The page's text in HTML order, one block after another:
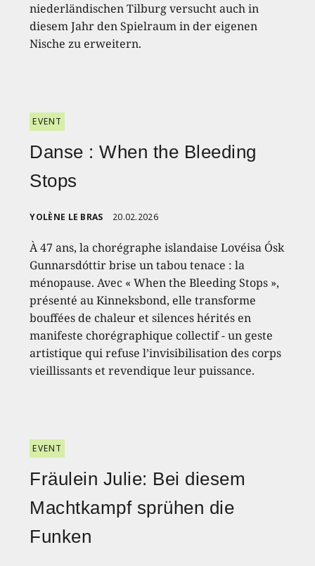
niederländischen Tilburg versucht auch in
diesem Jahr den Spielraum in der eigenen
Nische zu erweitern.
EVENT
Danse : When the Bleeding
Stops
YOLÈNE LE BRAS 20.02.2026
À 47 ans, la chorégraphe islandaise Lovéisa Ósk
Gunnarsdóttir brise un tabou tenace : la
ménopause. Avec « When the Bleeding Stops »,
présenté au Kinneksbond, elle transforme
bouffées de chaleur et silences hérités en
manifeste chorégraphique collectif - un geste
artistique qui refuse l’invisibilisation des corps
vieillissants et revendique leur puissance.
EVENT
Fräulein Julie: Bei diesem
Machtkampf sprühen die
Funken